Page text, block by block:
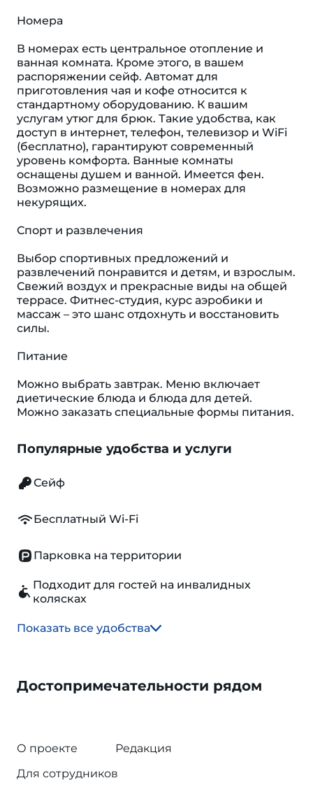
Номера
В номерах есть центральное отопление и
ванная комната. Кроме этого, в вашем
распоряжении сейф. Автомат для
приготовления чая и кофе относится к
стандартному оборудованию. К вашим
услугам утюг для брюк. Такие удобства, как
доступ в интернет, телефон, телевизор и WiFi
(бесплатно), гарантируют современный
уровень комфорта. Ванные комнаты
оснащены душем и ванной. Имеется фен.
Возможно размещение в номерах для
некурящих.
Спорт и развлечения
Выбор спортивных предложений и
развлечений понравится и детям, и взрослым.
Свежий воздух и прекрасные виды на общей
террасе. Фитнес-студия, курс аэробики и
массаж – это шанс отдохнуть и восстановить
силы.
Питание
Можно выбрать завтрак. Меню включает
диетические блюда и блюда для детей.
Можно заказать специальные формы питания.
Популярные удобства и услуги
Сейф
Бесплатный Wi-Fi
Парковка на территории
Подходит для гостей на инвалидных
колясках
Показать все удобства
Достопримечательности рядом
О проекте
Редакция
Для сотрудников